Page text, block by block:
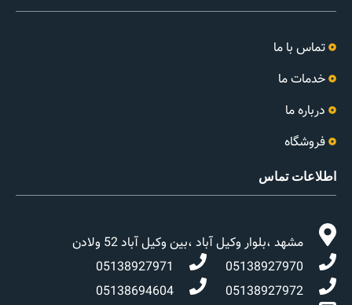
تماس با ما
خدمات ما
درباره ما
فروشگاه
اطلاعات تماس
مشهد ،بلوار وکیل آباد ،بین وکیل آباد 52 ولادن
05138927970
05138927971
05138927972
05138694604